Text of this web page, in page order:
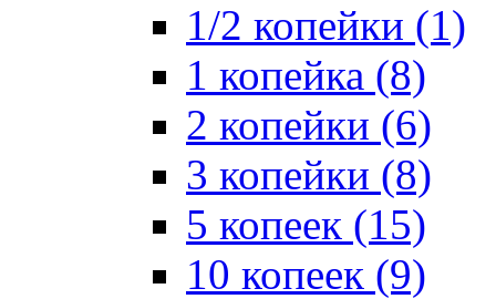
1/2 копейки (1)
1 копейка (8)
2 копейки (6)
3 копейки (8)
5 копеек (15)
10 копеек (9)